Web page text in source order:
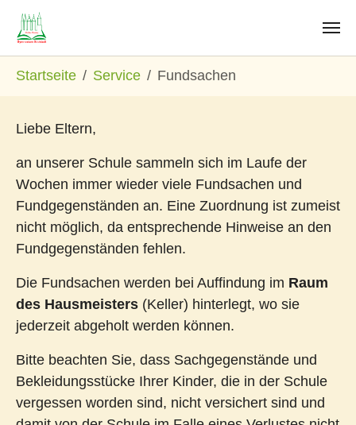
Startseite Service Fundsachen
Liebe Eltern,
an unserer Schule sammeln sich im Laufe der
Wochen immer wieder viele Fundsachen und
Fundgegenständen an. Eine Zuordnung ist zumeist
nicht möglich, da entsprechende Hinweise an den
Fundgegenständen fehlen.
Die Fundsachen werden bei Auffindung im Raum
des Hausmeisters (Keller) hinterlegt, wo sie
jederzeit abgeholt werden können.
Bitte beachten Sie, dass Sachgegenstände und
Bekleidungsstücke Ihrer Kinder, die in der Schule
vergessen worden sind, nicht versichert sind und